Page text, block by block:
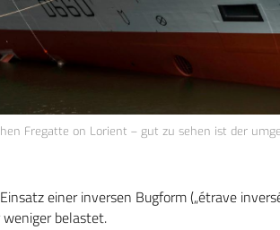
Fregatte on Lorient – gut zu sehen ist der
einer inversen Bugform („étrave
belastet.